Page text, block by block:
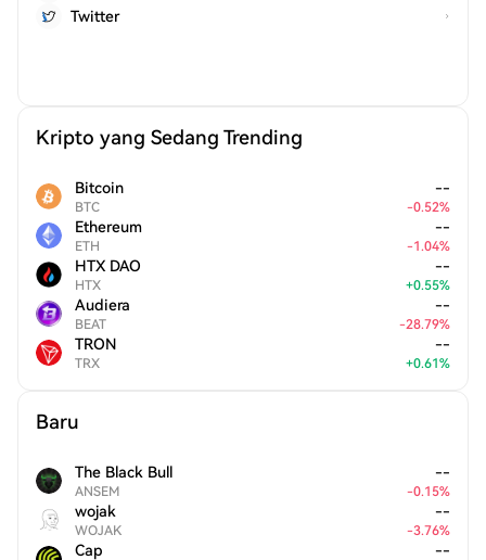
Twitter
Kripto yang Sedang Trending
Bitcoin
BTC
--
-0.52%
Ethereum
ETH
--
-1.04%
HTX DAO
HTX
--
+0.55%
Audiera
BEAT
--
-28.79%
TRON
TRX
--
+0.61%
Baru
The Black Bull
ANSEM
--
-0.15%
wojak
WOJAK
--
-3.76%
Cap --